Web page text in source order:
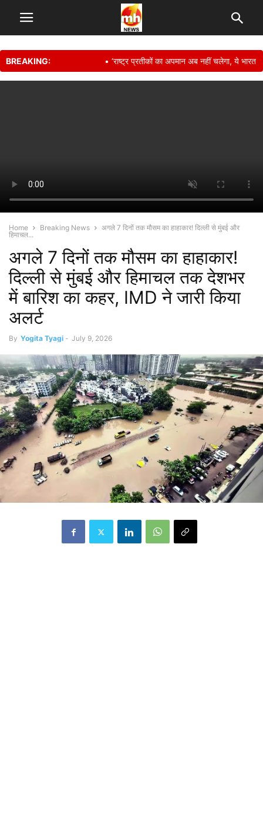
BREAKING: • ‘राष्ट्र प्रतीकों का अपमान अब नहीं चलेगा, ये भारत
Home Breaking News
अगले 7 दिनों तक मौसम का हाहाकार! दिल्ली से मुंबई और
हिमाचल...
अगले 7 दिनों तक मौसम का हाहाकार!
दिल्ली से मुंबई और हिमाचल तक देशभर
में बारिश का कहर, IMD ने जारी किया
अलर्ट
By Yogita Tyagi - July 9, 2026